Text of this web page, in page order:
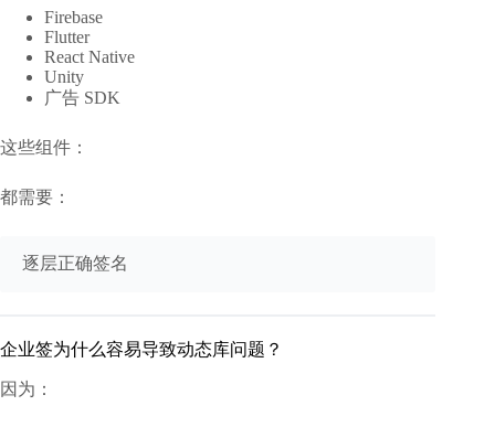
Firebase
Flutter
React Native
Unity
广告 SDK
这些组件：
都需要：
企业签为什么容易导致动态库问题？
因为：